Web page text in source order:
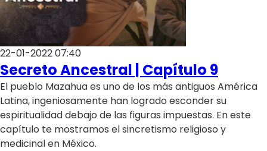
22-01-2022 07:40
Secreto Ancestral | Capítulo 9
El pueblo Mazahua es uno de los más antiguos América
Latina, ingeniosamente han logrado esconder su
espiritualidad debajo de las figuras impuestas. En este
capítulo te mostramos el sincretismo religioso y
medicinal en México.